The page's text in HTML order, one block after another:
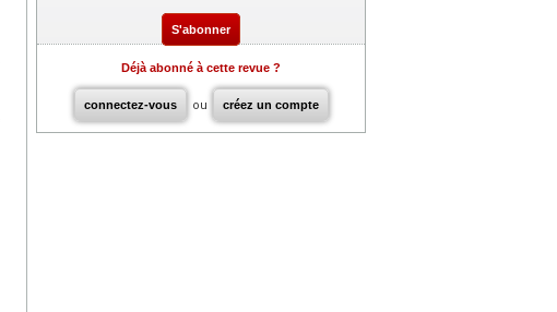
S'abonner
Déjà abonné à cette revue ?
connectez-vous ou créez un compte